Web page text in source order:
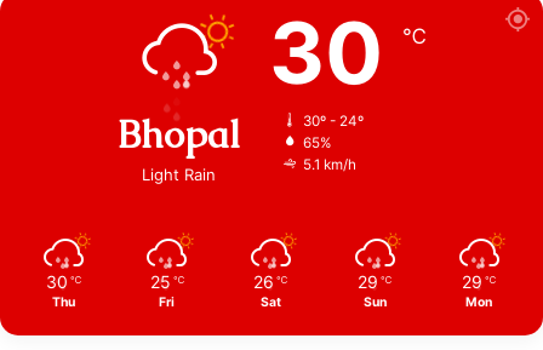
Bhopal
Light Rain
30 ℃
30º - 24º
65%
5.1 km/h
30 ℃
Thu
25 ℃
Fri
26 ℃
Sat
29 ℃
Sun
29 ℃
Mon